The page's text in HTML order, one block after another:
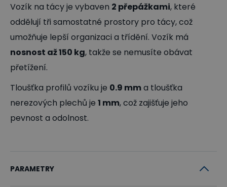
Vozík na tácy je vybaven 2 přepážkami, které
oddělují tři samostatné prostory pro tácy, což
umožňuje lepší organizaci a třídění. Vozík má
nosnost až 150 kg, takže se nemusíte obávat
přetížení.
Tloušťka profilů vozíku je 0.9 mma tloušťka
nerezových plechů je 1 mm, což zajišťuje jeho
pevnost a odolnost.
PARAMETRY